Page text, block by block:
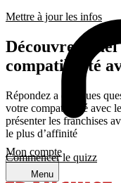
Mon compte
Menu
Mettre à jour les infos
Découvrez
compatibilité
Répondez a quelques
votre compatibilité avec
présenter les franchises
le plus d’affinité
Commencer le quizz